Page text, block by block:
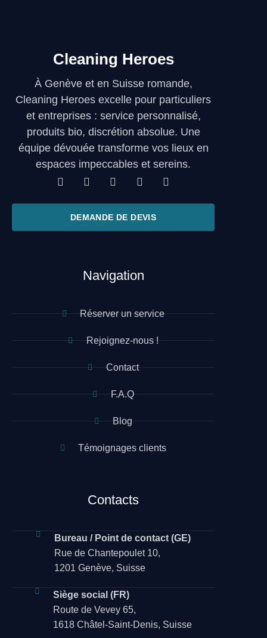
Cleaning Heroes
À Genève et en Suisse romande,
Cleaning Heroes excelle pour particuliers
et entreprises : service personnalisé,
produits bio, discrétion absolue. Une
équipe dévouée transforme vos lieux en
espaces impeccables et sereins.
DEMANDE DE DEVIS
Navigation
Réserver un service
Rejoignez-nous !
Contact
F.A.Q
Blog
Témoignages clients
Contacts
Bureau / Point de contact (GE)
Rue de Chantepoulet 10,
1201 Genève, Suisse
Siège social (FR)
Route de Vevey 65,
1618 Châtel-Saint-Denis, Suisse